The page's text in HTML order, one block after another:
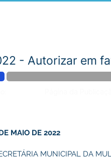
- Autorizar em
MAIO DE 2022
MUNICIPAL DA